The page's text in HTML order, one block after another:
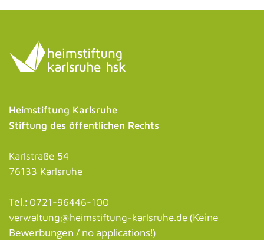
Heimstiftung Karlsruhe
Stiftung des öffentlichen Rechts
Karlstraße 54
76133 Karlsruhe
Tel.: 0721-96446-100
verwaltung@heimstiftung-karlsruhe.de (Keine
Bewerbungen / no applications!)